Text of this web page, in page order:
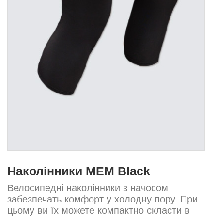
Наколінники MEM Black
Велосипедні наколінники з начосом
забезпечать комфорт у холодну пору. При
цьому ви їх можете компактно скласти в